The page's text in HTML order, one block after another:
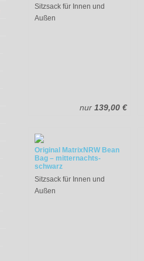
nur 139,00 €
Sitzsack für Innen und
Außen
Original MatrixNRW Bean
Bag – mitternachts-
schwarz
Sitzsack für Innen und
Außen